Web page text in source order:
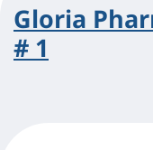
Gloria
# 1